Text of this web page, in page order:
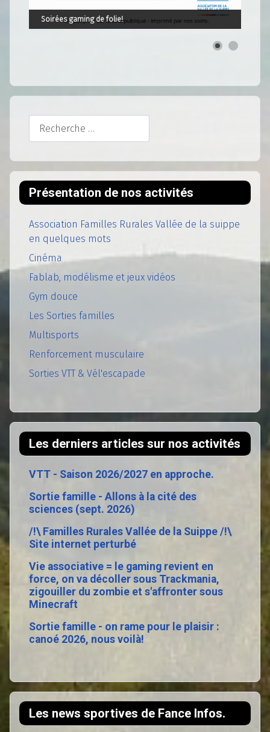
Soirées gaming de folie!
Rechercher
Présentation de nos activités
Association Familles Rurales Vallée de la suippe
en quelques mots
Cinéma
Fablab, modélisme et jeux vidéos
Gym douce
Les Sorties familles
Multisports
Renforcement musculaire
Sorties VTT & Vél'escapade
Les derniers articles sur nos activités
VTT - Saison 2026/2027 en approche.
Sortie famille - Allons à la cité des
sciences (sept. 2026)
/!\ Familles Rurales Vallée de la Suippe /!\
Site internet perturbé
Vie associative = le gaming revient en
force, on va décoller sous Trackmania,
zigouiller du zombie et s'affronter sous
Minecraft
Sortie famille - on rame pour le plaisir :
canoé 2026, nous voilà!
Les news sportives de Fance Infos.